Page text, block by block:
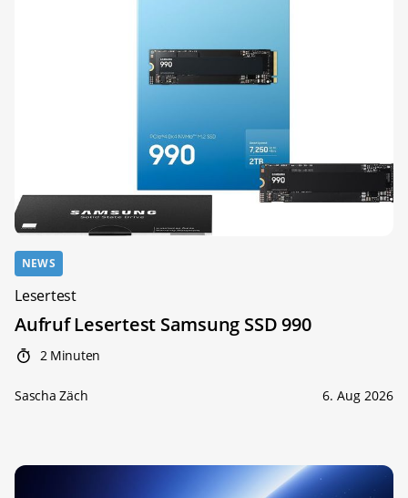
NEWS
Lesertest
Aufruf Lesertest Samsung SSD 990
2 Minuten
Sascha Zäch 6. Aug 2026